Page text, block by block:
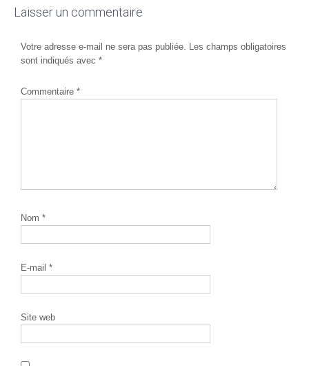
Laisser un commentaire
Votre adresse e-mail ne sera pas publiée. Les champs obligatoires
sont indiqués avec *
Commentaire *
Nom *
E-mail *
Site web